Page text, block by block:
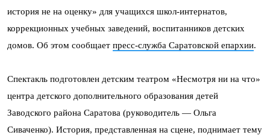
история не на оценку» для учащихся школ-интернатов,
коррекционных учебных заведений, воспитанников детских
домов. Об этом сообщает пресс-служба Саратовской епархии.
Спектакль подготовлен детским театром «Несмотря ни на что»
центра детского дополнительного образования детей
Заводского района Саратова (руководитель — Ольга
Сиваченко). История, представленная на сцене, поднимает тему